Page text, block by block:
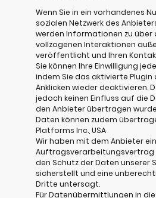
Wenn Sie in ein vorhandenes
sozialen Netzwerk des
werden Informationen zu über
vollzogenen Interaktionen
veröffentlicht und Ihren
Sie können Ihre Einwilligung
indem Sie das aktivierte Plugin
Anklicken wieder deaktivieren.
jedoch keinen Einfluss auf die
den Anbieter übertragen
Daten können zudem
Platforms Inc., USA
Wir haben mit dem Anbieter
Auftragsverarbeitungsvertrag
den Schutz der Daten unserer
sicherstellt und eine
Dritte untersagt.
Für Datenübermittlungen in die